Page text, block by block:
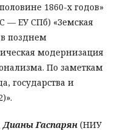
1860-х годов»
— ЕУ СПб) «Земская
в позднем
модернизация
По заметкам
государства и
Дианы Гаспарян (НИУ